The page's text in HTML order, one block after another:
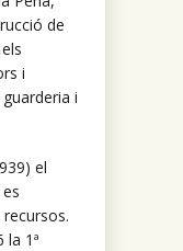
de
i
i
el
la 1ª